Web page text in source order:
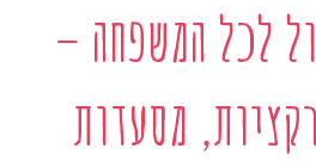
לכל המשפחה –
מסעדות